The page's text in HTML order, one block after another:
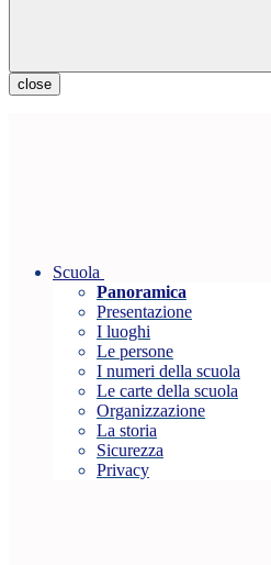
close
Scuola
Panoramica
Presentazione
I luoghi
Le persone
I numeri della scuola
Le carte della scuola
Organizzazione
La storia
Sicurezza
Privacy